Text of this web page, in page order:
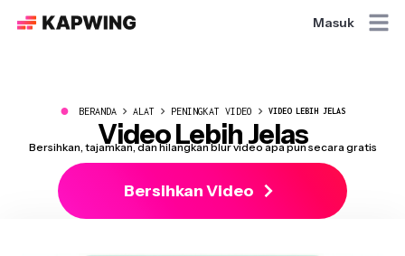
Masuk
● BERANDA ALAT PENINGKAT VIDEO VIDEO LEBIH JELAS
Video Lebih Jelas
Bersihkan, tajamkan, dan hilangkan blur video apa pun secara gratis
Bersihkan Video